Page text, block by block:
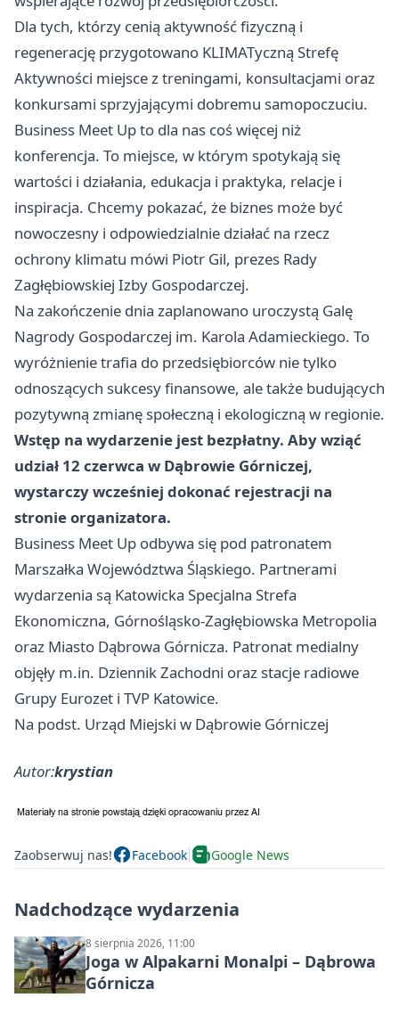
Dla tych, którzy cenią aktywność fizyczną i
regenerację przygotowano KLIMATyczną Strefę
Aktywności miejsce z treningami, konsultacjami oraz
konkursami sprzyjającymi dobremu samopoczuciu.
Business Meet Up to dla nas coś więcej niż
konferencja. To miejsce, w którym spotykają się
wartości i działania, edukacja i praktyka, relacje i
inspiracja. Chcemy pokazać, że biznes może być
nowoczesny i odpowiedzialnie działać na rzecz
ochrony klimatu mówi Piotr Gil, prezes Rady
Zagłębiowskiej Izby Gospodarczej.
Na zakończenie dnia zaplanowano uroczystą Galę
Nagrody Gospodarczej im. Karola Adamieckiego. To
wyróżnienie trafia do przedsiębiorców nie tylko
odnoszących sukcesy finansowe, ale także budujących
pozytywną zmianę społeczną i ekologiczną w regionie.
Wstęp na wydarzenie jest bezpłatny. Aby wziąć
udział 12 czerwca w Dąbrowie Górniczej,
wystarczy wcześniej dokonać rejestracji na
stronie organizatora.
Business Meet Up odbywa się pod patronatem
Marszałka Województwa Śląskiego. Partnerami
wydarzenia są Katowicka Specjalna Strefa
Ekonomiczna, Górnośląsko-Zagłębiowska Metropolia
oraz Miasto Dąbrowa Górnicza. Patronat medialny
objęły m.in. Dziennik Zachodni oraz stacje radiowe
Grupy Eurozet i TVP Katowice.
Na podst. Urząd Miejski w Dąbrowie Górniczej
Autor:krystian
Zaobserwuj nas! Facebook Google News
Nadchodzące wydarzenia
8 sierpnia 2026, 11:00
Joga w Alpakarni Monalpi – Dąbrowa
Górnicza